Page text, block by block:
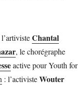
Chantal
, le chorégraphe
active pour Youth for
: l’activisteWouter